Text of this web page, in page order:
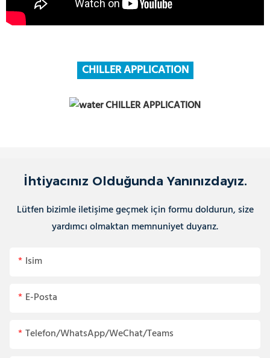
CHILLER APPLICATION
İhtiyacınız Olduğunda Yanınızdayız.
Lütfen bizimle iletişime geçmek için formu doldurun, size
yardımcı olmaktan memnuniyet duyarız.
Isim
E-Posta
Telefon/WhatsApp/WeChat/Teams